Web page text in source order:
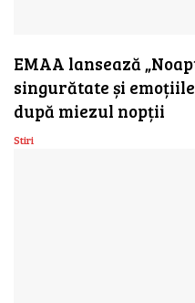
EMAA lansează
singurătate și
după miezul nopții
Stiri